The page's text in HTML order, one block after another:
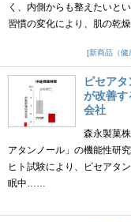
く、内側からも整えたいと
習慣の変化により、肌の乾
新商品（健
ピセア
が改善す
会社
森永製菓
アタンノール」の機能性研
ヒト試験により、ピセアタ
眠中……